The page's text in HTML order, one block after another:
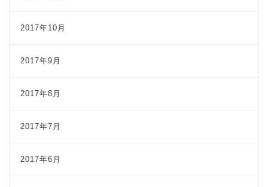
2017年10月
2017年9月
2017年8月
2017年7月
2017年6月